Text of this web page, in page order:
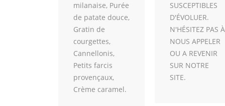
milanaise, Purée
de patate douce,
Gratin de
courgettes,
Cannellonis,
Petits farcis
provençaux,
Crème caramel.
SUSCEPTIBLES
D'ÉVOLUER.
N'HÉSITEZ PAS À
NOUS APPELER
OU A REVENIR
SUR NOTRE
SITE.